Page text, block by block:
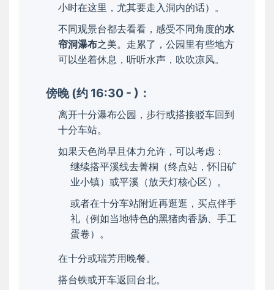
小时在这里，尤其要走入洞内的话）。
不同观景台都去看看，感受不同角度的水
帘洞瀑布之美。走累了，公园里有些地方
可以坐着休息，听听水声，吹吹凉风。
傍晚 (约 16:30 - )：
离开十分瀑布公园，步行或搭接驳车回到
十分车站。
如果天色尚早且体力允许，可以考虑：
继续搭平溪线去菁桐（终点站，怀旧矿
业小镇）或平溪（放天灯核心区）。
或者在十分车站附近再逛逛，买点伴手
礼（例如当地特色的黑猪肉香肠、手工
蛋卷）。
在十分或瑞芳用晚餐。
搭台铁或开车返回台北。